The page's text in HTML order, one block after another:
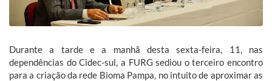
Durante a tarde e a manhã desta sexta-feira, 11, nas
dependências do Cidec-sul, a FURG sediou o terceiro encontro
para a criação da rede Bioma Pampa, no intuito de aproximar as